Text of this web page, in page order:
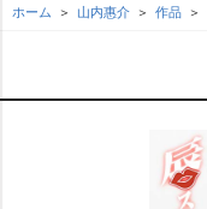
ホーム 山内惠介 作品